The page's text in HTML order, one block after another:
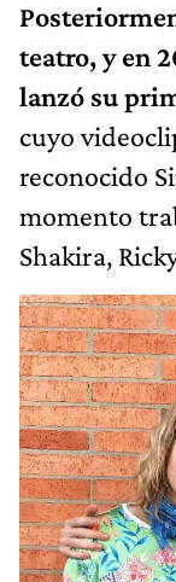
teatro, y en
lanzó su
cuyo
reconocido
momento
Shakira,